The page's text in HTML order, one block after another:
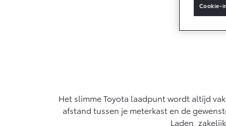
Het slimme Toyota laadpunt wordt altijd
afstand tussen je meterkast en de
Laden,
Cookie-